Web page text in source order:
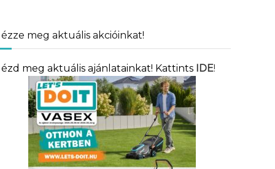
meg aktuális akcióinkat!
meg aktuális ajánlatainkat! Kattints IDE!